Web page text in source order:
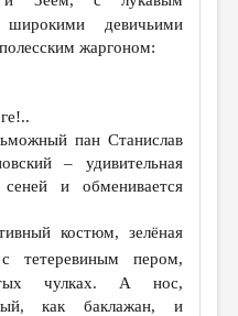
девичьими
жаргоном:
пан Станислав
– удивительная
и обменивается
костюм, зелёная
тетеревиным пером,
чулках. А нос,
как баклажан, и